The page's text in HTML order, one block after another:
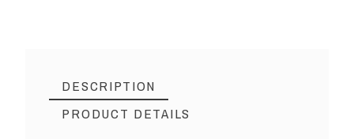
DESCRIPTION
PRODUCT DETAILS